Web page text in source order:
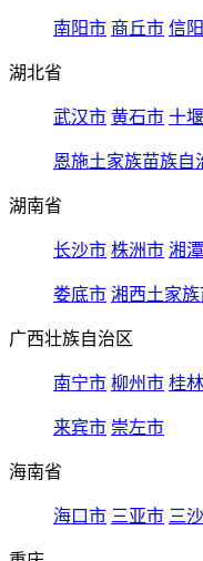
南阳市 商丘市 信
湖北省
武汉市 黄石市 十
恩施土家族苗族自
湖南省
长沙市 株洲市 湘
娄底市 湘西土家族
广西壮族自治区
南宁市 柳州市 桂
来宾市 崇左市
海南省
海口市 三亚市 三